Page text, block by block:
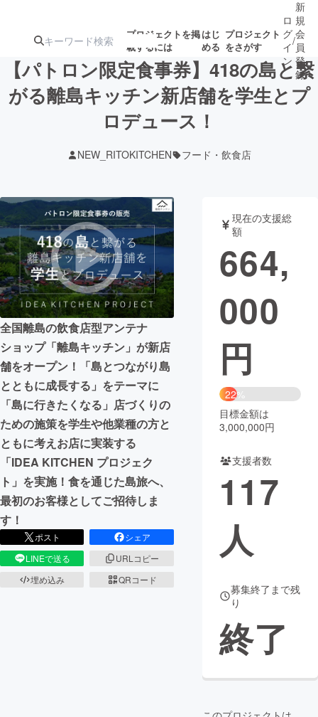
プロジェクトを掲
載するには
はじ
める
プロジェクト
をさがす
注目の新着プロ募集終了が近いプ
テクノロジー・ガジェット
映像・映画 書籍・雑誌
ビジネス・起業 チャレンジ
まちづくり・地域活性化
CAMPFIRE for Social Good
CAMPFIRE Creation
CAMPFIREふるさと納税machi-ya コミュニティ
ロ
グ
イ
ン
/
新
規
会
員
登
録
【パトロン限定食事券】418の島と繋
がる離島キッチン新店舗を学生とプ
ロデュース！
NEW_RITOKITCHEN フード・飲食店
全国離島の飲食店型アンテナ
ショップ「離島キッチン」が新店
舗をオープン！「島とつながり島
とともに成長する」をテーマに
「島に行きたくなる」店づくりの
ための施策を学生や他業種の⽅と
ともに考えお店に実装する
「IDEA KITCHEN プロジェク
ト」を実施！食を通じた島旅へ、
最初のお客様としてご招待しま
す！
ポスト
シェア
LINEで送る
URLコピー
埋め込み
QRコード
現在の支援総
額
664,
000
円
22%
目標金額は
3,000,000円
支援者数
117
人
募集終了まで残
り
終了